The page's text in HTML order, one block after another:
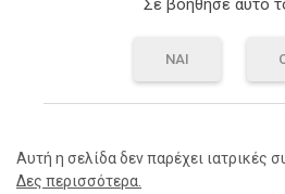
Σε βοήθησε αυτό
ΝΑΙ
Αυτή η σελίδα δεν παρέχει ιατρικές
Δες περισσότερα.